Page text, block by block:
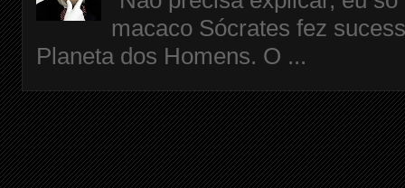
macaco Sócrates fez
Planeta dos Homens. O ...